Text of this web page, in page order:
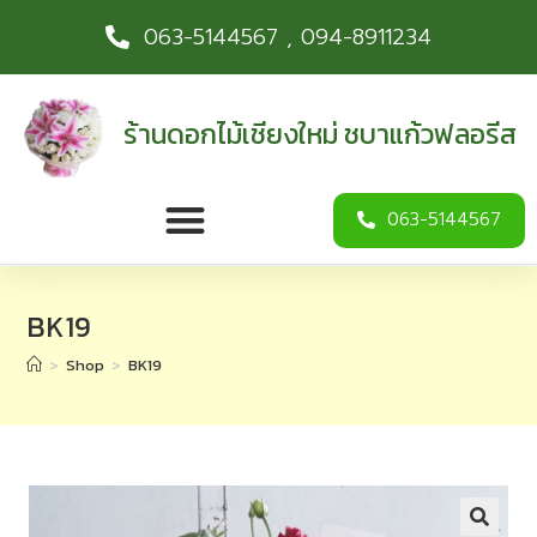
063-5144567 , 094-8911234
ร้านดอกไม้เชียงใหม่ ชบาแก้วฟลอรีส
063-5144567
BK19
> Shop > BK19